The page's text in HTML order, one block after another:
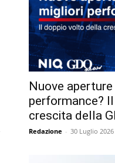
Nuove
performance?
crescita della
Redazione - 30 Luglio 2026